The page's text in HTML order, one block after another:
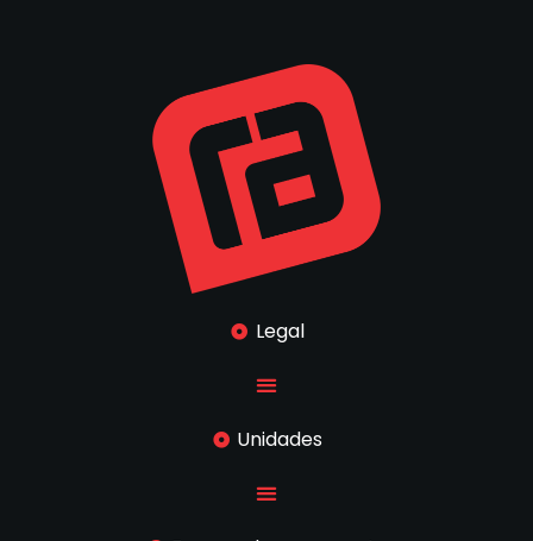
Legal
Unidades